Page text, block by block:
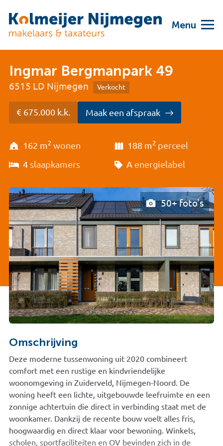
Menu
Ingmar Bergmanpark 49
6515 LD Nijmegen Verkocht
€ 675.000 k.k. Maak een afspraak
162 m2 wonen 188 m2 perceel
4 slaapkamers A energielabel
50+ foto's
Omschrijving
Deze moderne tussenwoning uit 2020 combineert
comfort met een rustige en kindvriendelijke
woonomgeving in Zuiderveld, Nijmegen-Noord. De
woning heeft een lichte, uitgebouwde leefruimte en een
zonnige achtertuin die direct in verbinding staat met de
woonkamer. Dankzij de recente bouw voelt alles fris,
hoogwaardig en direct klaar voor bewoning. Winkels,
scholen, sportfaciliteiten en OV bevinden zich in de